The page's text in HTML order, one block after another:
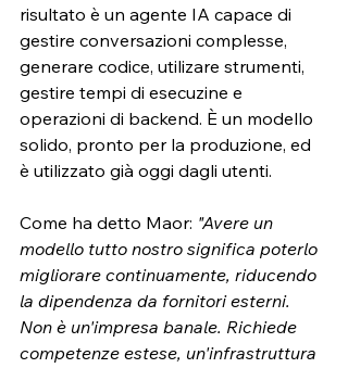
risultato è un agente IA capace di
gestire conversazioni complesse,
generare codice, utilizare strumenti,
gestire tempi di esecuzine e
operazioni di backend. È un modello
solido, pronto per la produzione, ed
è utilizzato già oggi dagli utenti.
Come ha detto Maor: "Avere un
modello tutto nostro significa poterlo
migliorare continuamente, riducendo
la dipendenza da fornitori esterni.
Non è un'impresa banale. Richiede
competenze estese, un'infrastruttura